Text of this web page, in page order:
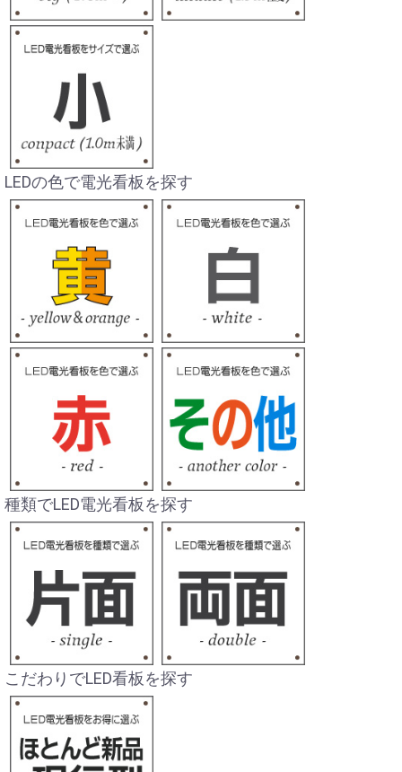
LEDの色で電光看板を探す
種類でLED電光看板を探す
こだわりでLED看板を探す